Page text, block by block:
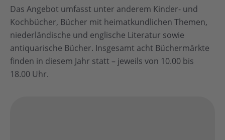
Das Angebot umfasst unter anderem Kinder- und
Kochbücher, Bücher mit heimatkundlichen Themen,
niederländische und englische Literatur sowie
antiquarische Bücher. Insgesamt acht Büchermärkte
finden in diesem Jahr statt – jeweils von 10.00 bis
18.00 Uhr.